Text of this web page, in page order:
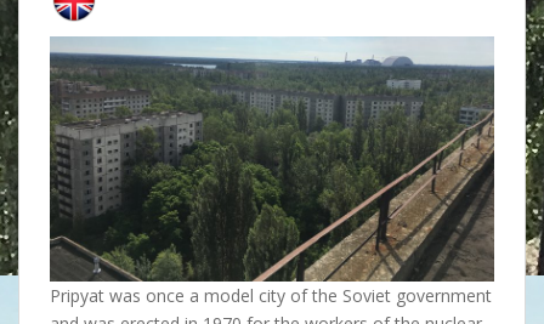
Pripyat was once a model city of the Soviet government